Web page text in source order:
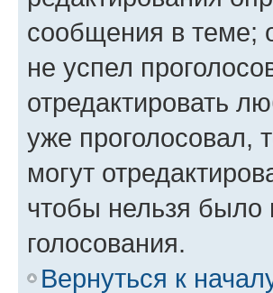
сообщения в теме;
не успел
отредактировать
уже проголосовал,
могут
чтобы нельзя было
голосования.
Вернуться к